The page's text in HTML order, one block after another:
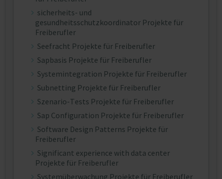
sicherheits- und
gesundheitsschutzkoordinator Projekte für
Freiberufler
Seefracht Projekte für Freiberufler
Sapbasis Projekte für Freiberufler
Systemintegration Projekte für Freiberufler
Subnetting Projekte für Freiberufler
Szenario-Tests Projekte für Freiberufler
Sap Configuration Projekte für Freiberufler
Software Design Patterns Projekte für
Freiberufler
Significant experience with data center
Projekte für Freiberufler
Systemüberwachung Projekte für Freiberufler